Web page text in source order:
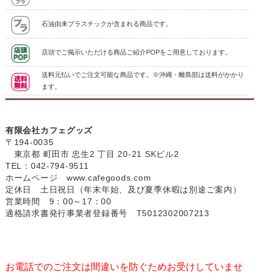
石油由来プラスチックが含まれる商品です。
店頭でご掲示いただける商品ご紹介POPをご用意しております。
送料元払いでご注文可能な商品です。※沖縄・離島部は送料がかかり
ます。
有限会社カフェグッズ
〒194-0035
東京都 町田市 忠生2 丁目 20-21 SKビル2
TEL：042-794-9511
ホームページ www.cafegoods.com
定休日 土日祝日（年末年始、及び夏季休暇は別途ご案内）
営業時間 9：00～17：00
適格請求書発行事業者登録番号 T5012302007213
お電話でのご注文は間違いを防ぐためお受けしていませ